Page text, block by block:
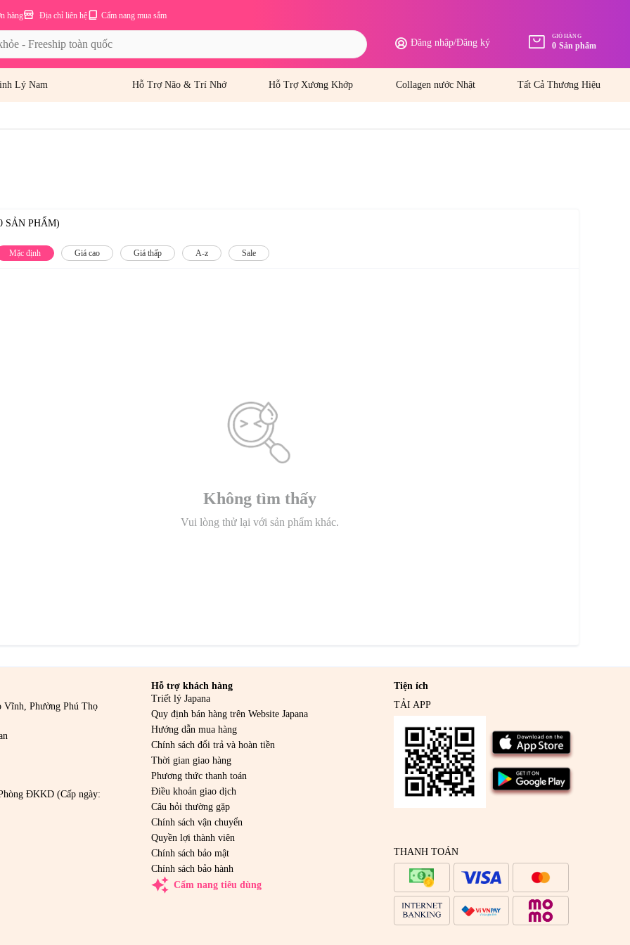
Cẩm nang mua sắm
Địa chỉ liên hệ
hàng
Đăng nhập/Đăng ký
GIỎ HÀNG
0 Sản phẩm
Lý Nam Hỗ Trợ Não & Trí Nhớ Hỗ Trợ Xương Khớp Collagen nước Nhật Tất Cả Thương Hiệu
SẢN PHẨM)
Mặc định Giá cao Giá thấp A-z Sale
Không tìm thấy
Vui lòng thử lại với sản phẩm khác.
Vĩnh, Phường Phú Thọ
ĐKKD (Cấp ngày:
Hỗ trợ khách hàng
Triết lý Japana
Quy định bán hàng trên Website Japana
Hướng dẫn mua hàng
Chính sách đổi trả và hoàn tiền
Thời gian giao hàng
Phương thức thanh toán
Điều khoản giao dịch
Câu hỏi thường gặp
Chính sách vận chuyển
Quyền lợi thành viên
Chính sách bảo mật
Chính sách bảo hành
auto_awesome Cẩm nang tiêu dùng
Tiện ích
TẢI APP
THANH TOÁN